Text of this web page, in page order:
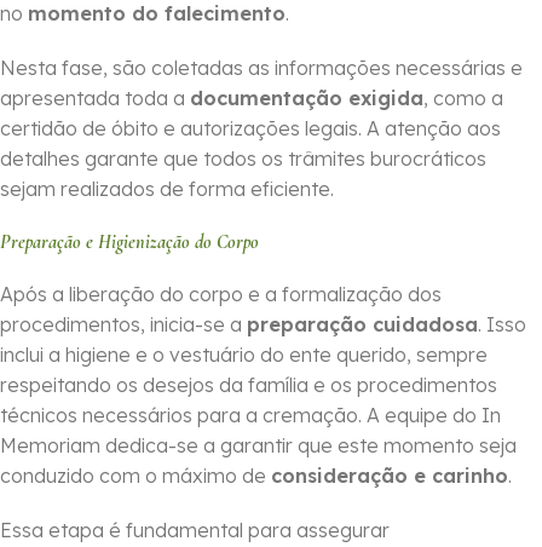
no momento do falecimento.
Nesta fase, são coletadas as informações necessárias e
apresentada toda a documentação exigida, como a
certidão de óbito e autorizações legais. A atenção aos
detalhes garante que todos os trâmites burocráticos
sejam realizados de forma eficiente.
Preparação e Higienização do Corpo
Após a liberação do corpo e a formalização dos
procedimentos, inicia-se a preparação cuidadosa. Isso
inclui a higiene e o vestuário do ente querido, sempre
respeitando os desejos da família e os procedimentos
técnicos necessários para a cremação. A equipe do In
Memoriam dedica-se a garantir que este momento seja
conduzido com o máximo de consideração e carinho.
Essa etapa é fundamental para assegurar